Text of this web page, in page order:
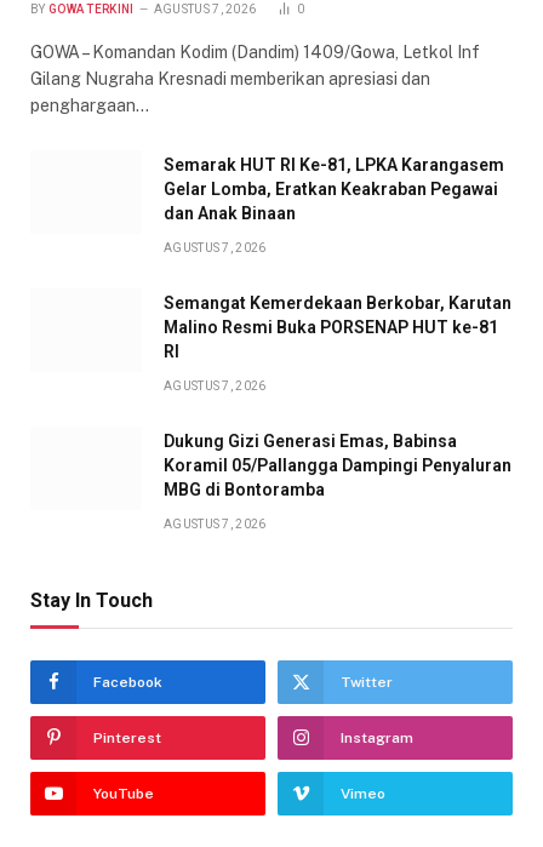
BY GOWA TERKINI AGUSTUS 7, 2026 0
GOWA – Komandan Kodim (Dandim) 1409/Gowa, Letkol Inf
Gilang Nugraha Kresnadi memberikan apresiasi dan
penghargaan…
Semarak HUT RI Ke-81, LPKA Karangasem
Gelar Lomba, Eratkan Keakraban Pegawai
dan Anak Binaan
AGUSTUS 7, 2026
Semangat Kemerdekaan Berkobar, Karutan
Malino Resmi Buka PORSENAP HUT ke-81
RI
AGUSTUS 7, 2026
Dukung Gizi Generasi Emas, Babinsa
Koramil 05/Pallangga Dampingi Penyaluran
MBG di Bontoramba
AGUSTUS 7, 2026
Stay In Touch
Facebook Twitter
Pinterest Instagram
YouTube Vimeo